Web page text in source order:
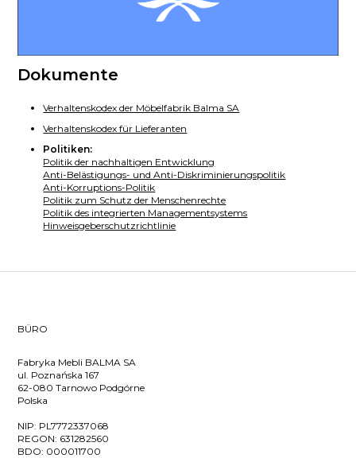
Dokumente
Verhaltenskodex der Möbelfabrik Balma SA
Verhaltenskodex für Lieferanten
Politiken:
Politik der nachhaltigen Entwicklung
Anti-Belästigungs- und Anti-Diskriminierungspolitik
Anti-Korruptions-Politik
Politik zum Schutz der Menschenrechte
Politik des integrierten Managementsystems
Hinweisgeberschutzrichtlinie
BÜRO
Fabryka Mebli BALMA SA
ul. Poznańska 167
62-080 Tarnowo Podgórne
Polska
NIP: PL7772337068
REGON: 631282560
BDO: 000011700